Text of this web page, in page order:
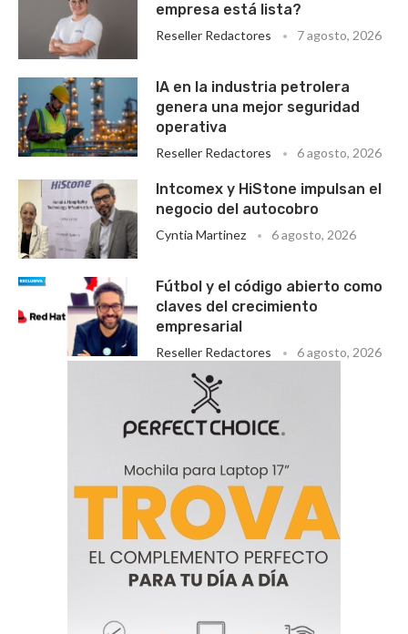
empresa está lista?
Reseller Redactores 7 agosto, 2026
IA en la industria petrolera
genera una mejor seguridad
operativa
Reseller Redactores 6 agosto, 2026
Intcomex y HiStone impulsan el
negocio del autocobro
Cyntia Martinez 6 agosto, 2026
Fútbol y el código abierto como
claves del crecimiento
empresarial
Reseller Redactores 6 agosto, 2026